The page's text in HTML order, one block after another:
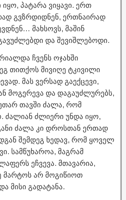
პატარა ვიყავი. ერთ
გვზრდიდნენ, ერთნაირად
მახსოვს, მაშინ
და შევიშლებოდი.
ჩვენს ოჯახში
თითქოს მივიღე ტკივილი
მას ვერსად გაექცევი,
მოგერევა და დაგაუძლურებს,
თავში ძალა, რომ
ძალიან ძლიერი უნდა იყო,
ძალა კი დროსთან ერთად
შემდეგ ხედავ, რომ ყოველ
სამწუხაროა, მაგრამ
ეჩვევა. მთავარია,
მარტოს არ მოგიწიოთ
მისი გადატანა.